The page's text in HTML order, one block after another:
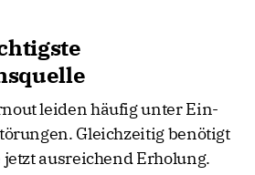
leiden häufig unter Ein-
Gleichzeitig benötigt
ausreichend Erholung.